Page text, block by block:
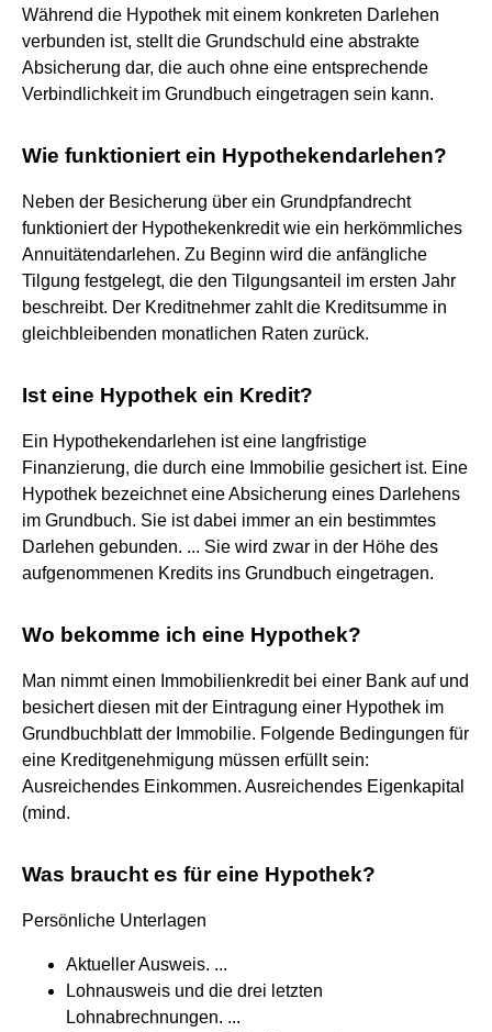
Während die Hypothek mit einem konkreten Darlehen
verbunden ist, stellt die Grundschuld eine abstrakte
Absicherung dar, die auch ohne eine entsprechende
Verbindlichkeit im Grundbuch eingetragen sein kann.
Wie funktioniert ein Hypothekendarlehen?
Neben der Besicherung über ein Grundpfandrecht
funktioniert der Hypothekenkredit wie ein herkömmliches
Annuitätendarlehen. Zu Beginn wird die anfängliche
Tilgung festgelegt, die den Tilgungsanteil im ersten Jahr
beschreibt. Der Kreditnehmer zahlt die Kreditsumme in
gleichbleibenden monatlichen Raten zurück.
Ist eine Hypothek ein Kredit?
Ein Hypothekendarlehen ist eine langfristige
Finanzierung, die durch eine Immobilie gesichert ist. Eine
Hypothek bezeichnet eine Absicherung eines Darlehens
im Grundbuch. Sie ist dabei immer an ein bestimmtes
Darlehen gebunden. ... Sie wird zwar in der Höhe des
aufgenommenen Kredits ins Grundbuch eingetragen.
Wo bekomme ich eine Hypothek?
Man nimmt einen Immobilienkredit bei einer Bank auf und
besichert diesen mit der Eintragung einer Hypothek im
Grundbuchblatt der Immobilie. Folgende Bedingungen für
eine Kreditgenehmigung müssen erfüllt sein:
Ausreichendes Einkommen. Ausreichendes Eigenkapital
(mind.
Was braucht es für eine Hypothek?
Persönliche Unterlagen
Aktueller Ausweis. ...
Lohnausweis und die drei letzten
Lohnabrechnungen. ...